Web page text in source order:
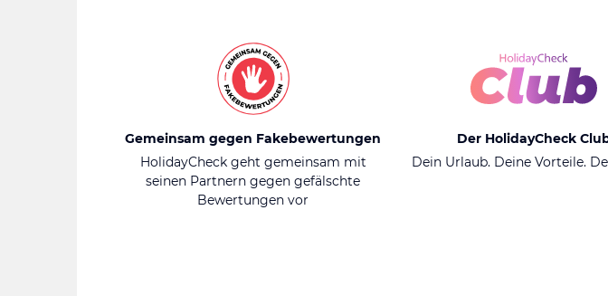
Gemeinsam gegen Fakebewertungen
HolidayCheck geht gemeinsam mit
seinen Partnern gegen gefälschte
Bewertungen vor
Der HolidayCheck
Dein Urlaub. Deine Vorteile.